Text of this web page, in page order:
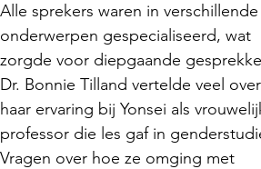
Alle sprekers waren in verschillende
onderwerpen gespecialiseerd, wat
zorgde voor diepgaande
Dr. Bonnie Tilland vertelde veel over
haar ervaring bij Yonsei als
professor die les gaf in
Vragen over hoe ze omging met